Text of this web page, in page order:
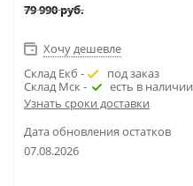
79 990руб.
Хочу дешевле
Склад Екб -
под заказ
Склад Мск -
есть в наличии
Узнать сроки доставки
Дата обновления остатков
07.08.2026